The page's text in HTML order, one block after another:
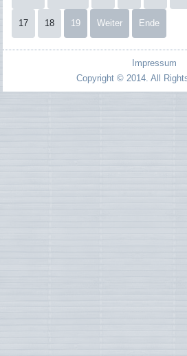
17 18 19 Weiter Ende
Impressum
Copyright © 2014. All